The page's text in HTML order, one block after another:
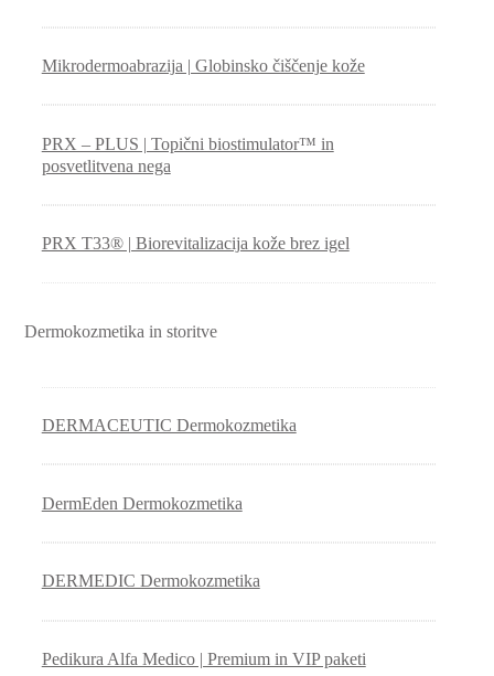
Mikrodermoabrazija | Globinsko čiščenje kože
PRX – PLUS | Topični biostimulator™ in
posvetlitvena nega
PRX T33® | Biorevitalizacija kože brez igel
Dermokozmetika in storitve
DERMACEUTIC Dermokozmetika
DermEden Dermokozmetika
DERMEDIC Dermokozmetika
Pedikura Alfa Medico | Premium in VIP paketi